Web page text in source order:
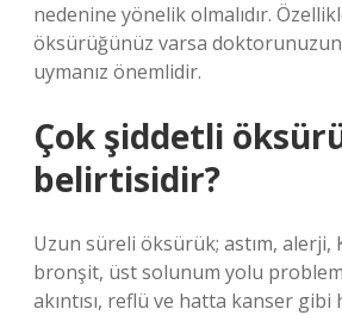
nedenine yönelik olmalıdır.
öksürüğünüz varsa
uymanız önemlidir.
Çok şiddetli
belirtisidir?
Uzun süreli öksürük; astım, alerji,
bronşit, üst solunum yolu
akıntısı, reflü ve hatta kanser gibi